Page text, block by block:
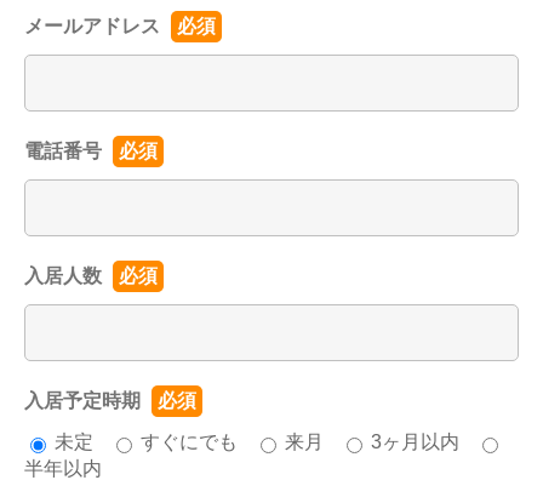
メールアドレス 必須
電話番号 必須
入居人数 必須
入居予定時期
必須
未定
すぐにでも 来月
3ヶ月以内
半年以内